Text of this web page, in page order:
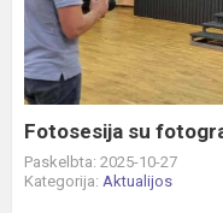
Andrejumi
Špilevojumi
Fotosesija su
Paskelbta: 2025-10-27
Kategorija: Aktualijos